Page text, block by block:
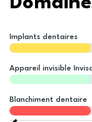
Implants dentaires
Appareil invisible
Blanchiment dentaire